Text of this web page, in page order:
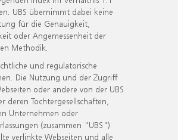
UBS übernimmt dabei keine
für die Genauigkeit,
oder Angemessenheit der
Methodik.
und regulatorische
Die Nutzung und der Zugriff
oder andere von der UBS
deren Tochtergesellschaften,
Unternehmen oder
(zusammen "UBS")
verlinkte Webseiten und alle